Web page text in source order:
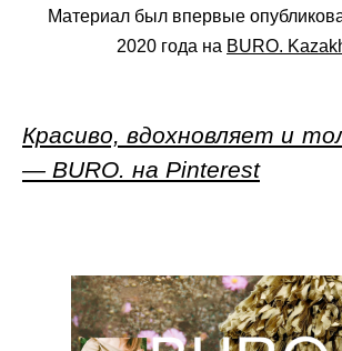
Материал был впервые
2020 года на BURO.
Красиво, вдохновляет и
— BURO. на Pinterest